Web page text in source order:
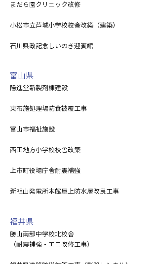
まだら園クリニック改修
小松市立芦城小学校校舎改築（建築）
石川県政記念しいのき迎賓館
富山県
陽進堂新製剤棟建設
東布施処理場防食被覆工事
富山市福祉施設
西田地方小学校校舎改築
上市町役場庁舎耐震補強
新祖山発電所本館屋上防水層改良工事
福井県
勝山南部中学校北校舎
（耐震補強・エコ改修工事）